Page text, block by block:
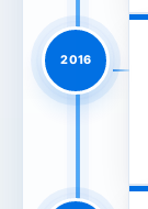
2016